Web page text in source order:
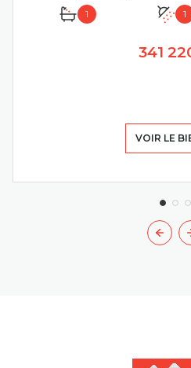
1 1
341
VOIR LE